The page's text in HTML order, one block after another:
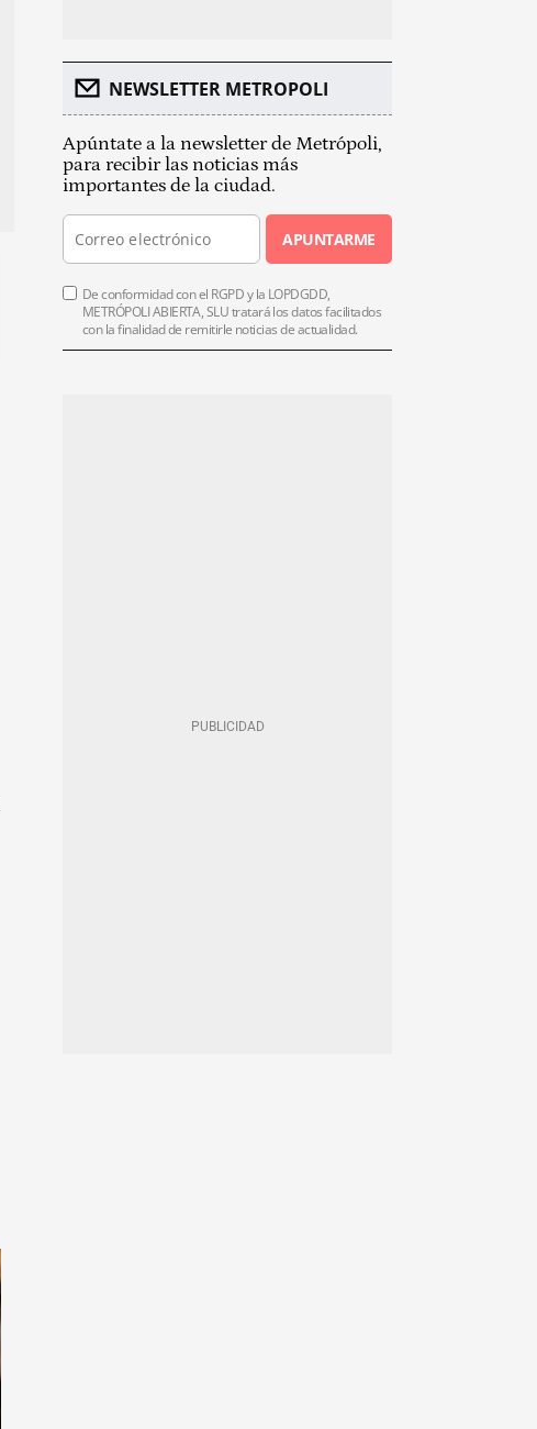
NEWSLETTER METROPOLI
Apúntate a la newsletter de Metrópoli,
para recibir las noticias más
importantes de la ciudad.
APUNTARME
De conformidad con el RGPD y la LOPDGDD,
METRÓPOLI ABIERTA, SLU tratará los datos facilitados
con la finalidad de remitirle noticias de actualidad.